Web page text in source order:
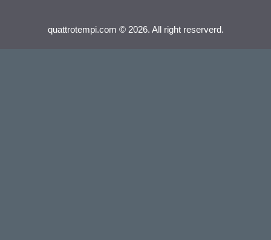
quattrotempi.com © 2026. All right reserverd.